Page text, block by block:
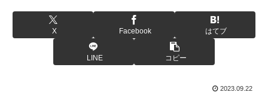
X Facebook はてブ
LINE コピー
2023.09.22